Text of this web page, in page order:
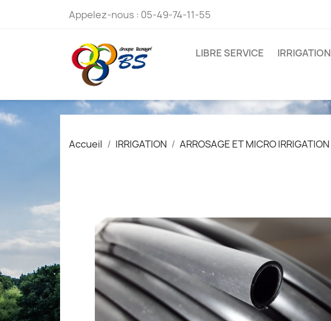
Appelez-nous : 05-49-74-11-55
LIBRE SERVICE IRRIGATION
Accueil IRRIGATION ARROSAGE ET MICRO IRRIGATION